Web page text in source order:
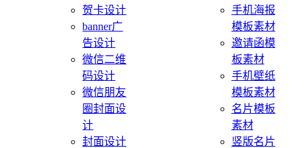
贺卡设计
banner广
告设计
微信二维
码设计
微信朋友
圈封面设
计
封面设计
手机海报
模板素材
邀请函模
板素材
手机壁纸
模板素材
名片模板
素材
竖版名片